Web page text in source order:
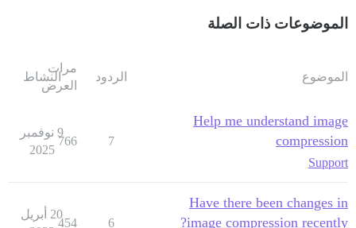
الموضوعات ذات الصلة
الموضوع الردود
مرات
العرض
النشاط
Help me understand image
compression
Support
7
766
9 نوفمبر
2025
Have there been changes in
image compression recently?
6
454
20 أبريل